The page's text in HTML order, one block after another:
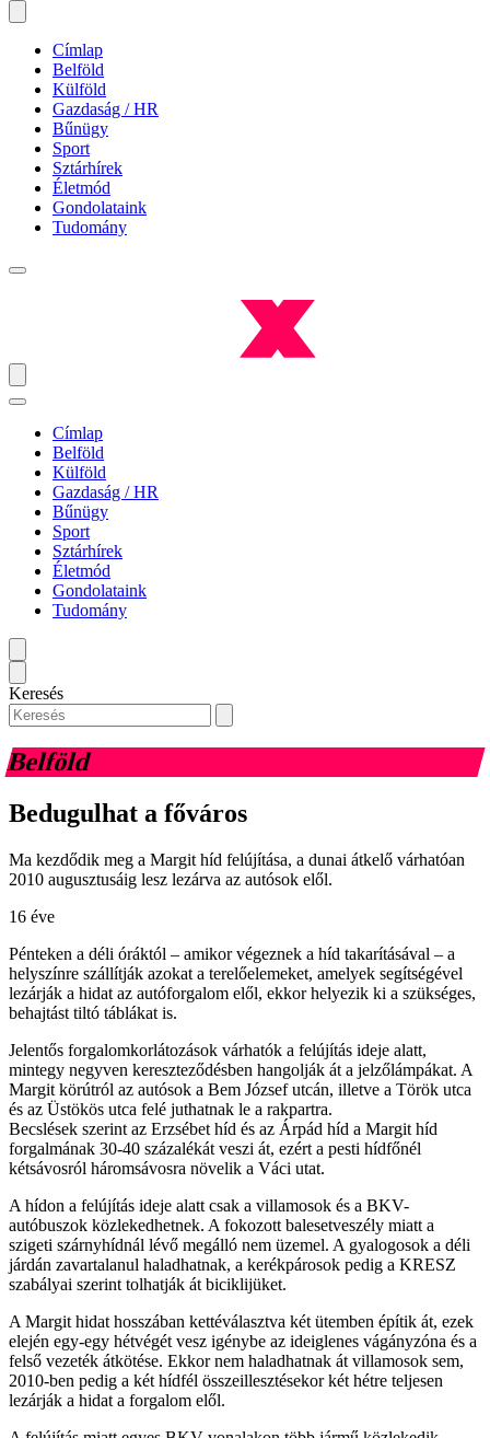
Címlap
Belföld
Külföld
Gazdaság / HR
Bűnügy
Sport
Sztárhírek
Életmód
Gondolataink
Tudomány
Címlap
Belföld
Külföld
Gazdaság / HR
Bűnügy
Sport
Sztárhírek
Életmód
Gondolataink
Tudomány
Keresés
Belföld
Bedugulhat a főváros
Ma kezdődik meg a Margit híd felújítása, a dunai átkelő várhatóan
2010 augusztusáig lesz lezárva az autósok elől.
16 éve
Pénteken a déli óráktól – amikor végeznek a híd takarításával – a
helyszínre szállítják azokat a terelőelemeket, amelyek segítségével
lezárják a hidat az autóforgalom elől, ekkor helyezik ki a szükséges,
behajtást tiltó táblákat is.
Jelentős forgalomkorlátozások várhatók a felújítás ideje alatt,
mintegy negyven kereszteződésben hangolják át a jelzőlámpákat. A
Margit körútról az autósok a Bem József utcán, illetve a Török utca
és az Üstökös utca felé juthatnak le a rakpartra.
Becslések szerint az Erzsébet híd és az Árpád híd a Margit híd
forgalmának 30-40 százalékát veszi át, ezért a pesti hídfőnél
kétsávosról háromsávosra növelik a Váci utat.
A hídon a felújítás ideje alatt csak a villamosok és a BKV-
autóbuszok közlekedhetnek. A fokozott balesetveszély miatt a
szigeti szárnyhídnál lévő megálló nem üzemel. A gyalogosok a déli
járdán zavartalanul haladhatnak, a kerékpárosok pedig a KRESZ
szabályai szerint tolhatják át biciklijüket.
A Margit hidat hosszában kettéválasztva két ütemben építik át, ezek
elején egy-egy hétvégét vesz igénybe az ideiglenes vágányzóna és a
felső vezeték átkötése. Ekkor nem haladhatnak át villamosok sem,
2010-ben pedig a két hídfél összeillesztésekor két hétre teljesen
lezárják a hidat a forgalom elől.